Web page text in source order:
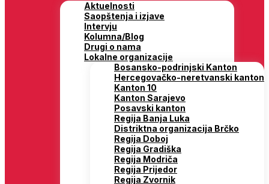
Aktuelnosti
Saopštenja i izjave
Intervju
Kolumna/Blog
Drugi o nama
Lokalne organizacije
Bosansko-podrinjski Kanton
Hercegovačko-neretvanski kanton
Kanton 10
Kanton Sarajevo
Posavski kanton
Regija Banja Luka
Distriktna organizacija Brčko
Regija Doboj
Regija Gradiška
Regija Modriča
Regija Prijedor
Regija Zvornik